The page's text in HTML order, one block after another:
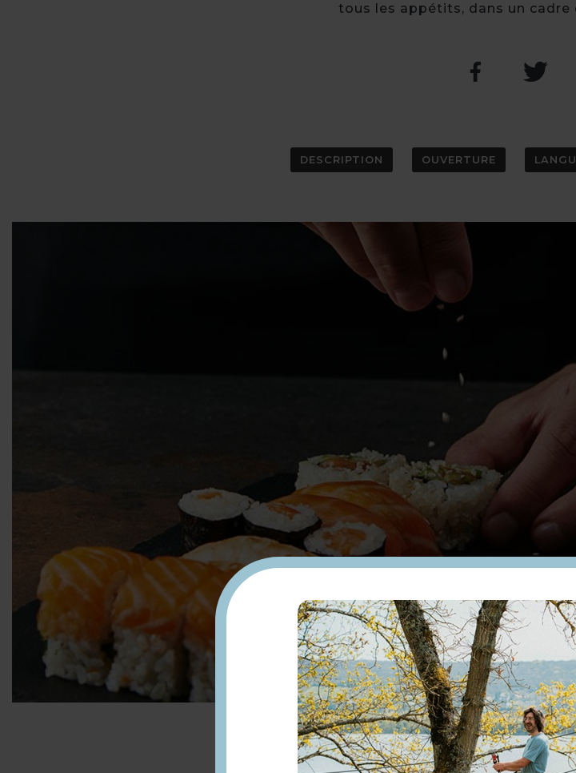
tous les appétits, dans un
DESCRIPTION OUVERTURE
Installé à Meulan, Sushi
l’entrée au dessert. La carte
makis, californias, ainsi que